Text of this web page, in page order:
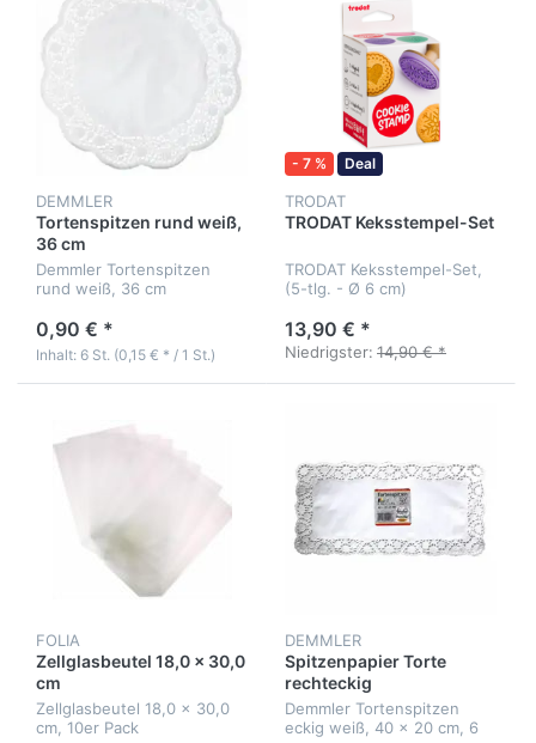
DEMMLER
Tortenspitzen rund weiß,
36 cm
Demmler Tortenspitzen
rund weiß, 36 cm
0,90 € *
Inhalt: 6 St. (0,15 € * / 1 St.)
- 7 % Deal
TRODAT
TRODAT Keksstempel-Set
TRODAT Keksstempel-Set,
(5-tlg. - Ø 6 cm)
13,90 € *
Niedrigster: 14,90 € *
FOLIA
Zellglasbeutel 18,0 x 30,0
cm
Zellglasbeutel 18,0 x 30,0
cm, 10er Pack
DEMMLER
Spitzenpapier Torte
rechteckig
Demmler Tortenspitzen
eckig weiß, 40 x 20 cm, 6